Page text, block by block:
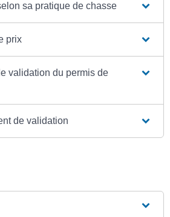
sa pratique de chasse
prix
validation du permis de
de validation